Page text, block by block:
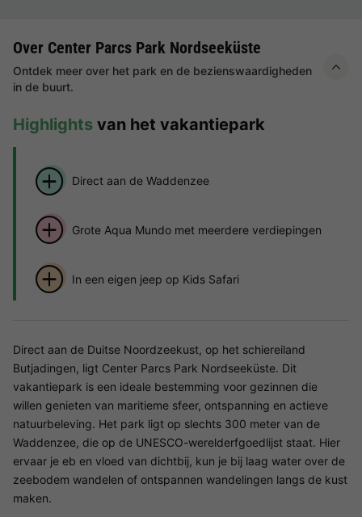
Over Center Parcs Park Nordseeküste
Ontdek meer over het park en de bezienswaardigheden
in de buurt.
Highlights van het vakantiepark
Direct aan de Waddenzee
Grote Aqua Mundo met meerdere verdiepingen
In een eigen jeep op Kids Safari
Direct aan de Duitse Noordzeekust, op het schiereiland
Butjadingen, ligt Center Parcs Park Nordseeküste. Dit
vakantiepark is een ideale bestemming voor gezinnen die
willen genieten van maritieme sfeer, ontspanning en actieve
natuurbeleving. Het park ligt op slechts 300 meter van de
Waddenzee, die op de UNESCO-werelderfgoedlijst staat. Hier
ervaar je eb en vloed van dichtbij, kun je bij laag water over de
zeebodem wandelen of ontspannen wandelingen langs de kust
maken.